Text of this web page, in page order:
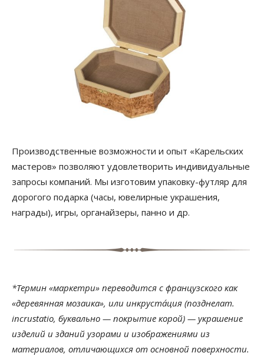
Производственные возможности и опыт «Карельских
мастеров» позволяют удовлетворить индивидуальные
запросы компаний. Мы изготовим упаковку-футляр для
дорогого подарка (часы, ювелирные украшения,
награды), игры, органайзеры, панно и др.
*Термин «маркетри» переводится с французского как
«деревянная мозаика», или инкруста́ция (позднелат.
incrustatio, буквально — покрытие корой) — украшение
изделий и зданий узорами и изображениями из
материалов, отличающихся от основной поверхности.